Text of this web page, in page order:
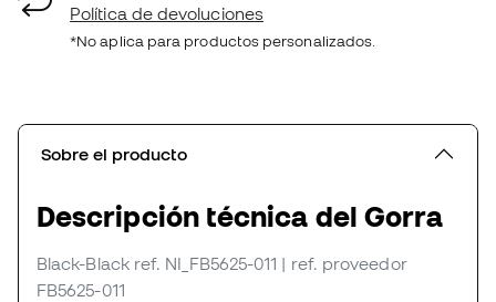
Política de devoluciones
*No aplica para productos personalizados.
Sobre el producto
Descripción técnica del Gorra
Black-Black ref. NI_FB5625-011 | ref. proveedor
FB5625-011